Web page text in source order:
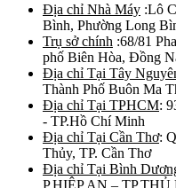
Địa chỉ Nhà Máy :Lô
Bình, Phường Long
Trụ sở chính :68/81
phố Biên Hòa, Đồng
Địa chỉ Tại Tây
Thành Phố Buôn Ma
Địa chỉ Tại TPHCM:
- TP.Hồ Chí Minh
Địa chỉ Tại Cần Thơ:
Thủy, TP. Cần Thơ
Địa chỉ Tại Bình
P.HIỆP AN –